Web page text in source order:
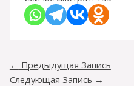
← Предыдущая Запись
Следующая Запись →